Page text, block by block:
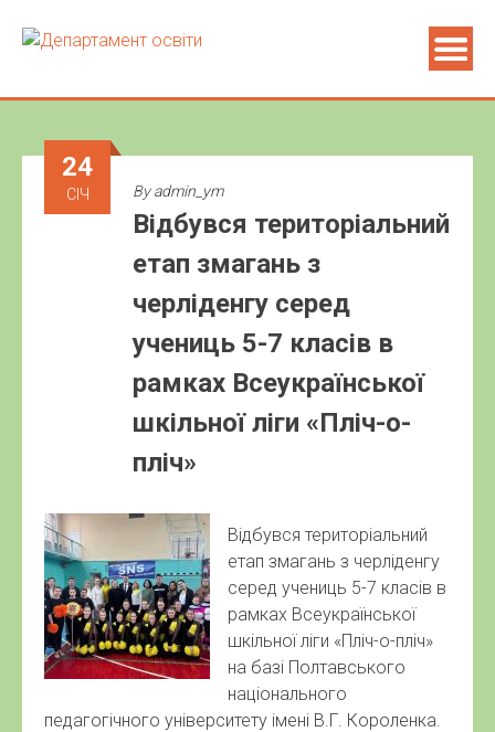
24
СІЧ Byadmin_ym
Відбувся територіальний
етап змагань з
черліденгу серед
учениць 5-7 класів в
рамках Всеукраїнської
шкільної ліги «Пліч-о-
пліч»
Відбувся територіальний
етап змагань з черліденгу
серед учениць 5-7 класів в
рамках Всеукраїнської
шкільної ліги «Пліч-о-пліч»
на базі Полтавського
національного
педагогічного університету імені В.Г. Короленка.